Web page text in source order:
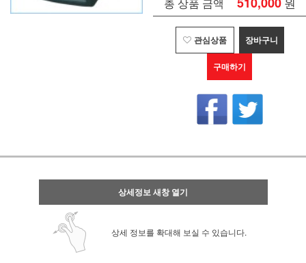
관심상품 장바구니
구매하기
상세정보 새창 열기
상세 정보를 확대해 보실 수 있습니다.